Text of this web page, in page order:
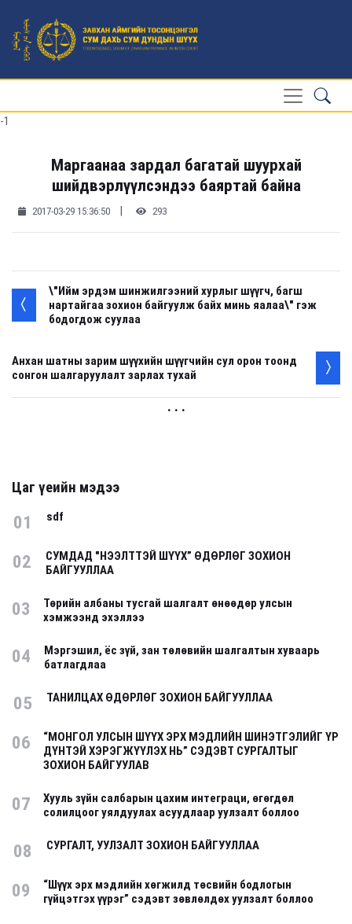
-1
Маргаанаа зардал багатай шуурхай
шийдвэрлүүлсэндээ баяртай байна
2017-03-29 15:36:50 | 293
\"Ийм эрдэм шинжилгээний хурлыг шүүгч, багш
нартайгаа зохион байгуулж байх минь яалаа\" гэж
бодогдож суулаа
Анхан шатны зарим шүүхийн шүүгчийн сул орон тоонд
сонгон шалгаруулалт зарлах тухай
. . .
Цаг үеийн мэдээ
01 sdf
02
СУМДАД "НЭЭЛТТЭЙ ШҮҮХ” ӨДӨРЛӨГ ЗОХИОН
БАЙГУУЛЛАА
03
Төрийн албаны тусгай шалгалт өнөөдөр улсын
хэмжээнд эхэллээ
04
Мэргэшил, ёс зүй, зан төлөвийн шалгалтын хуваарь
батлагдлаа
05 ТАНИЛЦАХ ӨДӨРЛӨГ ЗОХИОН БАЙГУУЛЛАА
06
“МОНГОЛ УЛСЫН ШҮҮХ ЭРХ МЭДЛИЙН ШИНЭТГЭЛИЙГ ҮР
ДҮНТЭЙ ХЭРЭГЖҮҮЛЭХ НЬ” СЭДЭВТ СУРГАЛТЫГ
ЗОХИОН БАЙГУУЛАВ
07
Хууль зүйн салбарын цахим интеграци, өгөгдөл
солилцоог уялдуулах асуудлаар уулзалт боллоо
08 СУРГАЛТ, УУЛЗАЛТ ЗОХИОН БАЙГУУЛЛАА
09
“Шүүх эрх мэдлийн хөгжилд төсвийн бодлогын
гүйцэтгэх үүрэг” сэдэвт зөвлөлдөх уулзалт боллоо